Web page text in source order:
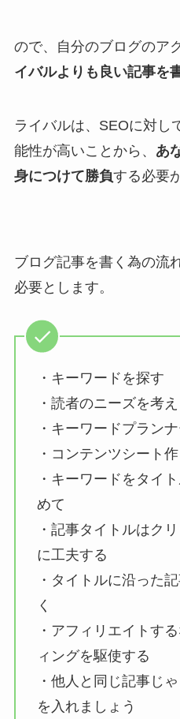
ので、自分のブログのア
イバルよりも良い記事を
ライバルは、SEOに対し
能性が高いことから、 あ
身につけて勝負する必要
ブログ記事を書く為の流
必要とします。
・キーワードを探す
・読者のニーズを考
・キーワードプラン
・コンテンツシート
・キーワードをタイ
めて
・記事タイトルはク
に工夫する
・タイトルに沿った
く
・アフィリエイトす
ィングを駆使する
・他人と同じ記事じ
を入れましょう